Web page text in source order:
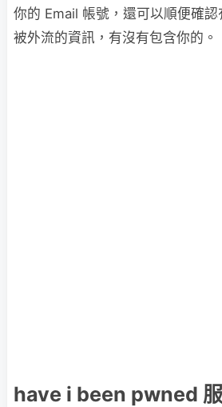
你的 Email 帳號，還可以順便確
被外流的資訊，有沒有包含你的。
have i been pwned 服